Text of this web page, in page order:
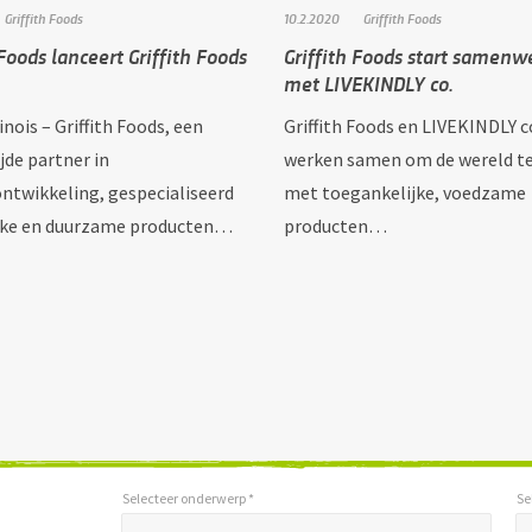
Griffith Foods
lanceert Griffith Foods
– Griffith Foods, een
partner in
gespecialiseerd
en duurzame producten…
10.2.2020 Griffith Foods
Griffith Foods start
met LIVEKINDLY co.
Griffith Foods en LIVEKINDLY
werken samen om de wereld
met toegankelijke, voedzame
producten…
Selecteer onderwerp *